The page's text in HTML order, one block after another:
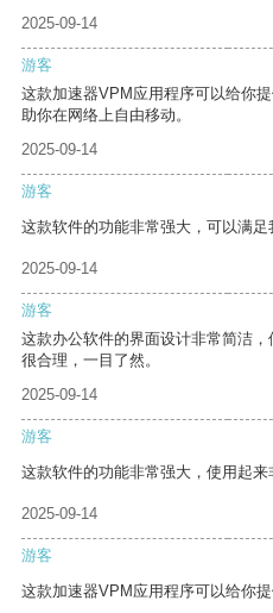
2025-09-14
游客
这款加速器VPM应用程序可以给你
助你在网络上自由移动。
2025-09-14
游客
这款软件的功能非常强大，可以满足
2025-09-14
游客
这款办公软件的界面设计非常简洁
很合理，一目了然。
2025-09-14
游客
这款软件的功能非常强大，使用起来
2025-09-14
游客
这款加速器VPM应用程序可以给你